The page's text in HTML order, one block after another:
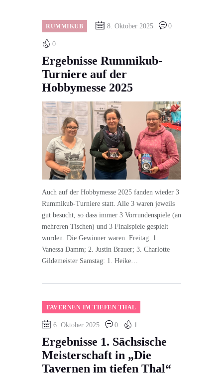
RUMMIKUB 8. Oktober 2025 0
0
Ergebnisse Rummikub-
Turniere auf der
Hobbymesse 2025
Auch auf der Hobbymesse 2025 fanden wieder 3
Rummikub-Turniere statt. Alle 3 waren jeweils
gut besucht, so dass immer 3 Vorrundenspiele (an
mehreren Tischen) und 3 Finalspiele gespielt
wurden. Die Gewinner waren: Freitag: 1.
Vanessa Damm; 2. Justin Brauer; 3. Charlotte
Gildemeister Samstag: 1. Heike…
TAVERNEN IM TIEFEN THAL
6. Oktober 2025 0 1
Ergebnisse 1. Sächsische
Meisterschaft in „Die
Tavernen im tiefen Thal“